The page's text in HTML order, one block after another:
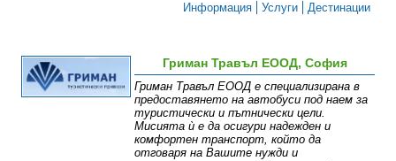
Информация
Услуги Дестинации
Гриман Травъл ЕООД, София
Гриман Травъл ЕООД е специализирана в
предоставянето на автобуси под наем за
туристически и пътнически цели.
Мисията ѝ е да осигури надежден и
комфортен транспорт, който да
отговаря на Вашите нужди и